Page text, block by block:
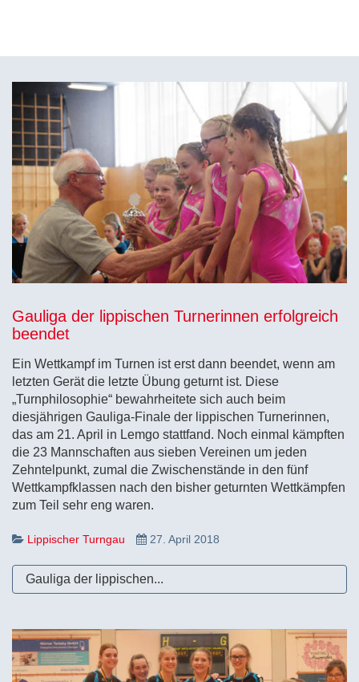
Gauliga der lippischen Turnerinnen erfolgreich
beendet
Ein Wettkampf im Turnen ist erst dann beendet, wenn am
letzten Gerät die letzte Übung geturnt ist. Diese
„Turnphilosophie“ bewahrheitete sich auch beim
diesjährigen Gauliga-Finale der lippischen Turnerinnen,
das am 21. April in Lemgo stattfand. Noch einmal kämpften
die 23 Mannschaften aus sieben Vereinen um jeden
Zehntelpunkt, zumal die Zwischenstände in den fünf
Wettkampfklassen nach den bisher geturnten Wettkämpfen
zum Teil sehr eng waren.
Lippischer Turngau 27. April 2018
Gauliga der lippischen...